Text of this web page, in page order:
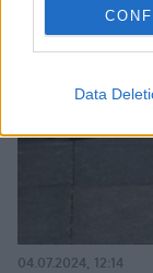
Data
04.07.2024, 12:14